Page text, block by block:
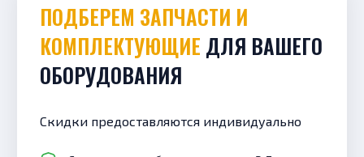
ПОДБЕРЕМ ЗАПЧАСТИ И
КОМПЛЕКТУЮЩИЕ ДЛЯ ВАШЕГО
ОБОРУДОВАНИЯ
Скидки предоставляются индивидуально